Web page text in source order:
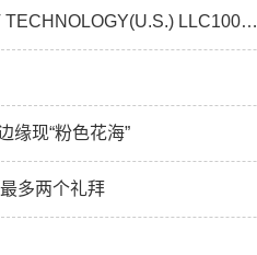
兴森科技(002436.SZ)：兴森香港拟出售FASTPRINT TECHNOLOGY(U.S.) LLC100%股权-世界热点
缘现“粉色花海”
多两个礼拜